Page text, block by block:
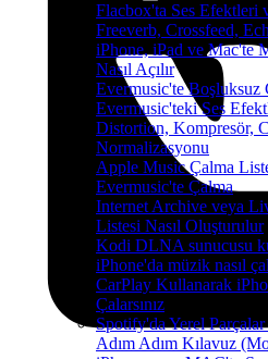
Flacbox'ta Ses Efektleri
Freeverb, Crossfeed,
iPhone, iPad ve Mac'te
Nasıl Açılır
Evermusic'te Boşluksuz
Evermusic'teki Ses
Distortion, Kompresör,
Normalizasyonu
Apple Music Çalma
Evermusic'te Çalma
Internet Archive veya
Listesi Nasıl Oluşturulur
Kodi DLNA sunucusu
iPhone'da müzik nasıl
CarPlay Kullanarak
Çalarsınız
Spotify'da Yerel
Adım Adım Kılavuz